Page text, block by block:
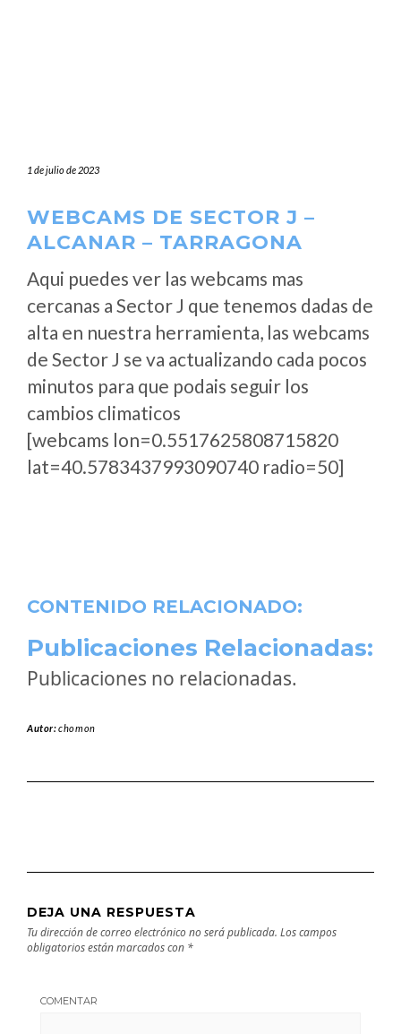
1 de julio de 2023
WEBCAMS DE SECTOR J –
ALCANAR – TARRAGONA
Aqui puedes ver las webcams mas
cercanas a Sector J que tenemos dadas de
alta en nuestra herramienta, las webcams
de Sector J se va actualizando cada pocos
minutos para que podais seguir los
cambios climaticos
[webcams lon=0.5517625808715820
lat=40.5783437993090740 radio=50]
CONTENIDO RELACIONADO:
Publicaciones Relacionadas:
Publicaciones no relacionadas.
Autor:chomon
DEJA UNA RESPUESTA
Tu dirección de correo electrónico no será publicada. Los campos
obligatorios están marcados con *
COMENTAR